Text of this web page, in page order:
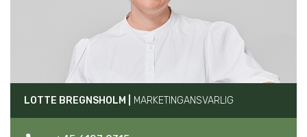
LOTTE BREGNSHOLM | MARKETINGANSVARLIG